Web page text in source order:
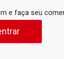
e faça seu